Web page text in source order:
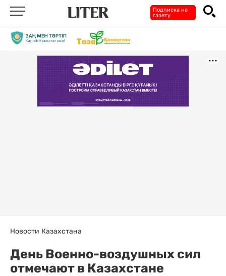
Подписка на
газету
Новости Казахстана
День Военно-воздушных сил
отмечают в Казахстане